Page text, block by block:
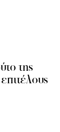
της